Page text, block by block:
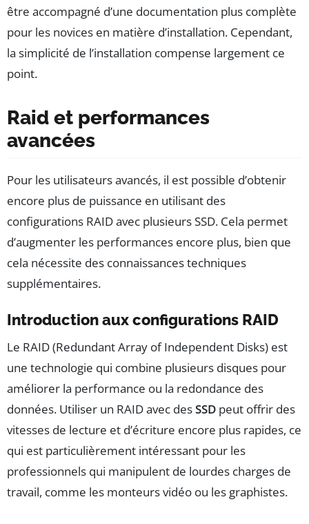
être accompagné d’une documentation plus complète
pour les novices en matière d’installation. Cependant,
la simplicité de l’installation compense largement ce
point.
Raid et performances
avancées
Pour les utilisateurs avancés, il est possible d’obtenir
encore plus de puissance en utilisant des
configurations RAID avec plusieurs SSD. Cela permet
d’augmenter les performances encore plus, bien que
cela nécessite des connaissances techniques
supplémentaires.
Introduction aux configurations RAID
Le RAID (Redundant Array of Independent Disks) est
une technologie qui combine plusieurs disques pour
améliorer la performance ou la redondance des
données. Utiliser un RAID avec desSSD peut offrir des
vitesses de lecture et d’écriture encore plus rapides, ce
qui est particulièrement intéressant pour les
professionnels qui manipulent de lourdes charges de
travail, comme les monteurs vidéo ou les graphistes.